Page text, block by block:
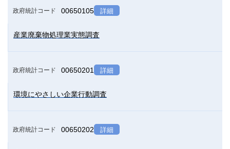
政府統計コード 00650105 詳細
産業廃棄物処理業実態調査
政府統計コード 00650201 詳細
環境にやさしい企業行動調査
政府統計コード 00650202 詳細